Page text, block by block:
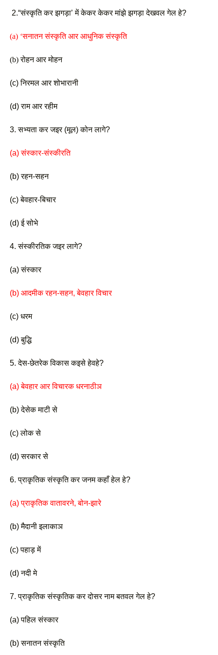
2.“संस्कृति कर झगड़ा’ में केकर केकर मांझे झगड़ा देखवल गेल हे?
(a) ‘सनातन संस्कृति आर आधुनिक संस्कृति
(b) रोहन आर मोहन
(c) निरमल आर शोभारानी
(d) राम आर रहीम
3. सभ्यता कर जइर (मूल) कोन लागे?
(a) संस्कार-संस्कीरति
(b) रहन-सहन
(c) बेवहार-बिचार
(d) ई सोभे
4. संस्कीरतिक जइर लागे?
(a) संस्कार
(b) आदमीक रहन-सहन, बेवहार विचार
(c) धरम
(d) बुद्धि
5. देस-छेतरेक विकास कइसे हेवहे?
(a) बेवहार आर विचारक धरनाठीञ
(b) देसेक माटी से
(c) लोक से
(d) सरकार से
6. प्राकृतिक संस्कृति कर जनम कहाँ हेल हे?
(a) प्राकृतिक वातावरने, बोन-झारे
(b) मैदानी इलाकाञ
(c) पहाड़ में
(d) नदी मे
7. प्राकृतिक संस्कृतिक कर दोसर नाम बतवल गेल हे?
(a) पहिल संस्कार
(b) सनातन संस्कृति